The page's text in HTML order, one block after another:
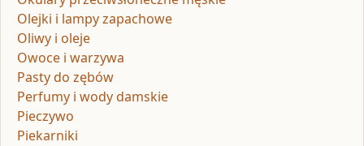
Olejki i lampy zapachowe
Oliwy i oleje
Owoce i warzywa
Pasty do zębów
Perfumy i wody damskie
Pieczywo
Piekarniki